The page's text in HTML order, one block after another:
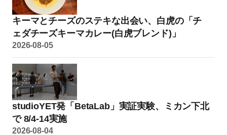
キーマとチーズのステキな出会い、白虎の「チ
ェダチーズキーマカレー(白虎ブレンド)」
2026-08-05
studioYET発「BetaLab」実証実験、ミカン下北
で 8/4-14実施
2026-08-04